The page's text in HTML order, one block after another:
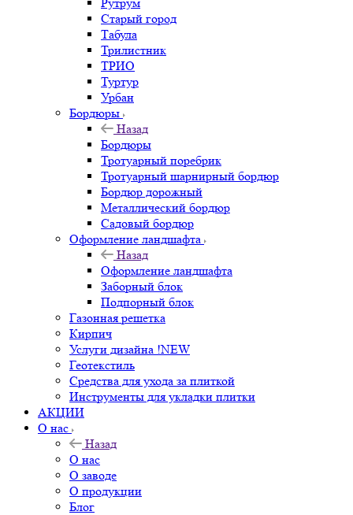
Старый город
Табула
Трилистник
ТРИО
Туртур
Урбан
Бордюры
Назад
Бордюры
Тротуарный поребрик
Тротуарный шарнирный бордюр
Бордюр дорожный
Металлический бордюр
Садовый бордюр
Оформление ландшафта
Назад
Оформление ландшафта
Заборный блок
Подпорный блок
Газонная решетка
Кирпич
Услуги дизайна !NEW
Геотекстиль
Средства для ухода за плиткой
Инструменты для укладки плитки
АКЦИИ
О нас
Назад
О нас
О заводе
О продукции
Блог